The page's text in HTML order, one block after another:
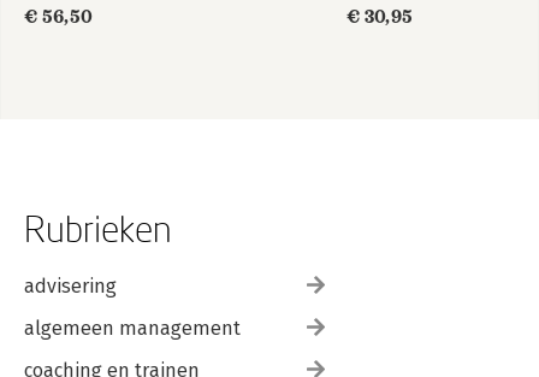
€ 56,50
€ 30,95
Rubrieken
advisering
algemeen management
coaching en trainen